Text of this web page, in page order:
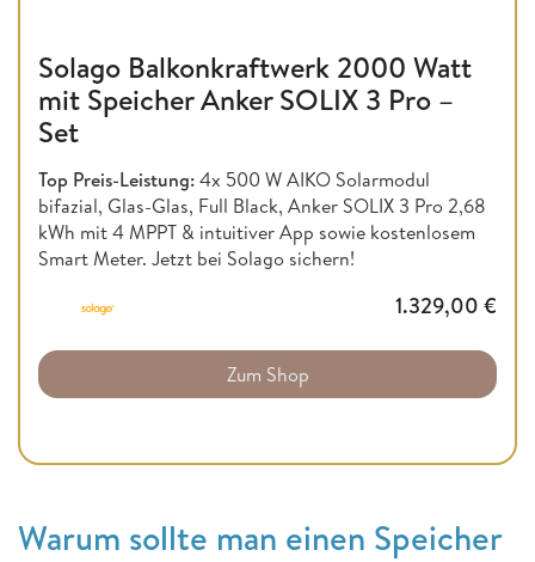
Solago Balkonkraftwerk 2000 Watt
mit Speicher Anker SOLIX 3 Pro –
Set
Top Preis-Leistung:4x 500 W AIKO Solarmodul
bifazial, Glas-Glas, Full Black, Anker SOLIX 3 Pro 2,68
kWh mit 4 MPPT & intuitiver App sowie kostenlosem
Smart Meter. Jetzt bei Solago sichern!
1.329,00 €
Zum Shop
Warum sollte man einen Speicher